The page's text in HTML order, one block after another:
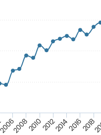
200820102012201420162018